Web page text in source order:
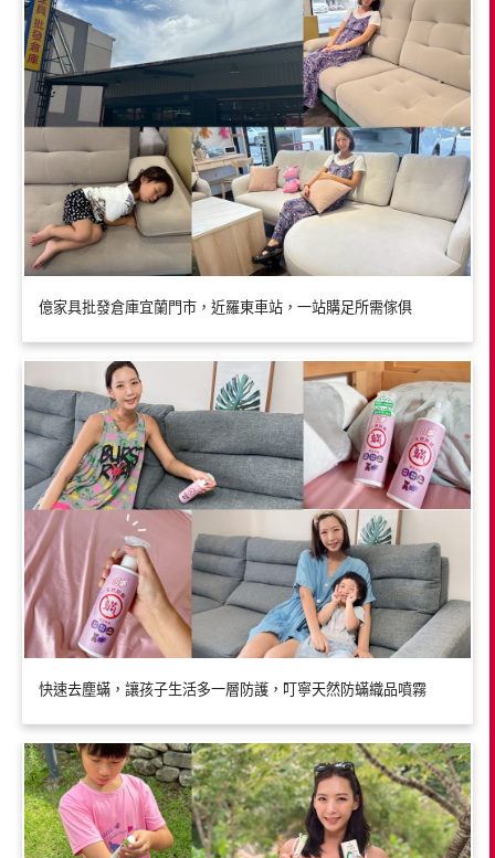
億家具批發倉庫宜蘭門市，近羅東車站，一站購足所需傢俱
快速去塵蟎，讓孩子生活多一層防護，叮寧天然防蟎織品噴霧